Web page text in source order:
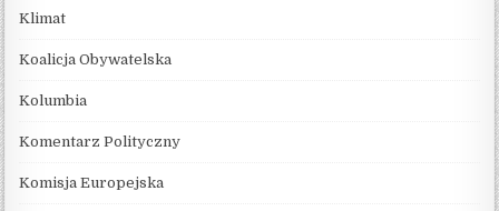
Klimat
Koalicja Obywatelska
Kolumbia
Komentarz Polityczny
Komisja Europejska